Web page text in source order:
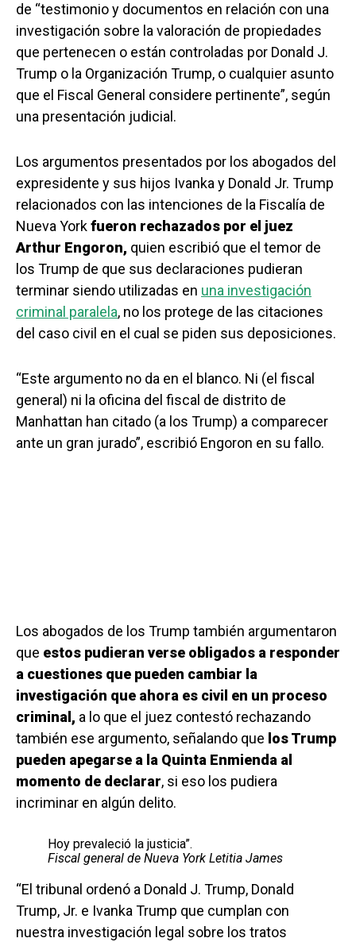
de “testimonio y documentos en relación con una
investigación sobre la valoración de propiedades
que pertenecen o están controladas por Donald J.
Trump o la Organización Trump, o cualquier asunto
que el Fiscal General considere pertinente”, según
una presentación judicial.
Los argumentos presentados por los abogados del
expresidente y sus hijos Ivanka y Donald Jr. Trump
relacionados con las intenciones de la Fiscalía de
Nueva Yorkfueron rechazados por el juez
Arthur Engoron, quien escribió que el temor de
los Trump de que sus declaraciones pudieran
terminar siendo utilizadas en una investigación
criminal paralela, no los protege de las citaciones
del caso civil en el cual se piden sus deposiciones.
“Este argumento no da en el blanco. Ni (el fiscal
general) ni la oficina del fiscal de distrito de
Manhattan han citado (a los Trump) a comparecer
ante un gran jurado”, escribió Engoron en su fallo.
Los abogados de los Trump también argumentaron
que estos pudieran verse obligados a responder
a cuestiones que pueden cambiar la
investigación que ahora es civil en un proceso
criminal, a lo que el juez contestó rechazando
también ese argumento, señalando que los Trump
pueden apegarse a la Quinta Enmienda al
momento de declarar, si eso los pudiera
incriminar en algún delito.
Hoy prevaleció la justicia”.
Fiscal general de Nueva York Letitia James
“El tribunal ordenó a Donald J. Trump, Donald
Trump, Jr. e Ivanka Trump que cumplan con
nuestra investigación legal sobre los tratos